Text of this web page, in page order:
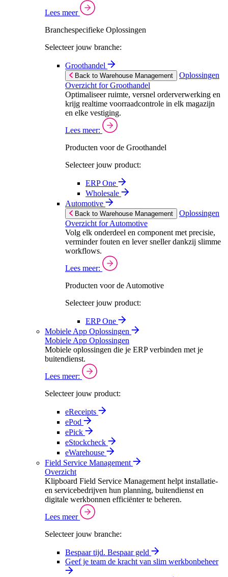
Lees meer
Branchespecifieke Oplossingen
Selecteer jouw branche:
Groothandel
Back to Warehouse Management
Oplossingen
Overzicht for Groothandel
Optimaliseer ruimte, versnel orderverwerking en
krijg realtime voorraadcontrole in elk magazijn
en elke vestiging.
Lees meer:
Producten voor de Groothandel
Selecteer jouw product:
ERP One
Wholesale
Automotive
Back to Warehouse Management
Oplossingen
Overzicht for Automotive
Volg elk onderdeel en component met precisie,
verminder fouten en lever sneller dankzij slimme
workflows.
Lees meer:
Producten voor de Automotive
Selecteer jouw product:
ERP One
Mobiele App Oplossingen
Mobiele App Oplossingen
Mobiele oplossingen die je ERP verbinden met je
buitendienst.
Lees meer:
Selecteer jouw product:
eReceipts
ePod
ePick
eStockcheck
eWarehouse
Field Service Management
Overzicht
Klipboard Field Service Management helpt installatie-
en servicebedrijven hun planning, buitendienst en
digitale werkbonnen efficiënter te beheren.
Lees meer
Selecteer jouw branche:
Bespaar tijd. Bespaar geld
Geef je team de kracht van slim werkbonbeheer